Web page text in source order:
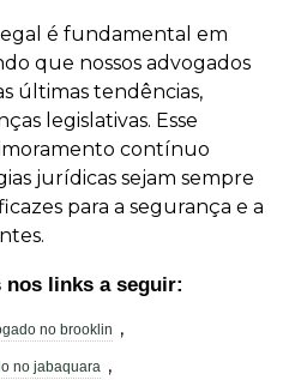
é fundamental em
que nossos advogados
últimas tendências,
legislativas. Esse
contínuo
jurídicas sejam sempre
para a segurança e a
nos links a seguir:
no brooklin ,
no jabaquara ,